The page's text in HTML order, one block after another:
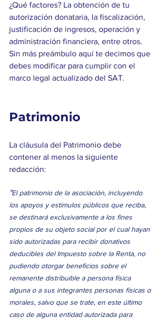
¿Qué factores? La obtención de tu
autorización donataria, la fiscalización,
justificación de ingresos, operación y
administración financiera, entre otros.
Sin más preámbulo aquí te decimos que
debes modificar para cumplir con el
marco legal actualizado del SAT.
Patrimonio
La cláusula del Patrimonio debe
contener al menos la siguiente
redacción:
"El patrimonio de la asociación, incluyendo
los apoyos y estímulos públicos que reciba,
se destinará exclusivamente a los fines
propios de su objeto social por el cual hayan
sido autorizadas para recibir donativos
deducibles del Impuesto sobre la Renta, no
pudiendo otorgar beneficios sobre el
remanente distribuible a persona física
alguna o a sus integrantes personas físicas o
morales, salvo que se trate, en este último
caso de alguna entidad autorizada para